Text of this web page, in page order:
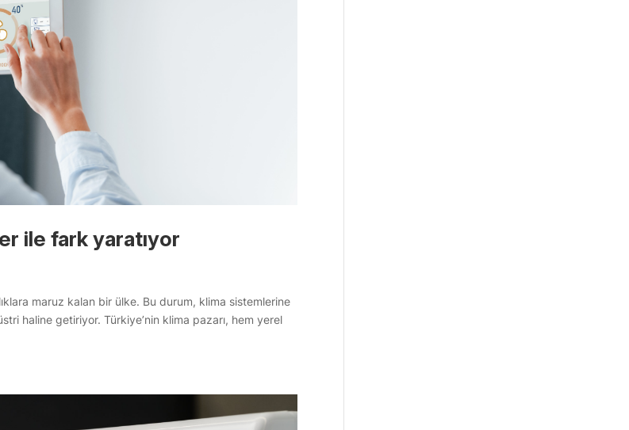
ile fark yaratıyor
maruz kalan bir ülke. Bu durum, klima sistemlerine
haline getiriyor. Türkiye’nin klima pazarı, hem yerel